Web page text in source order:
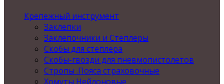
Крепежный инструмент
Заклепки
Заклепочники и Степлеры
Скобы для степлера
Скобы-гвозди для пневмопистолетов
Стропы .Пояса страховочные
Хомуты Нейлоновые